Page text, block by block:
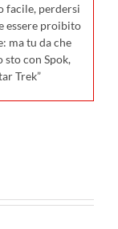
facile, perdersi
essere proibito
ma tu da che
sto con Spok,
Trek”
cinema il 23